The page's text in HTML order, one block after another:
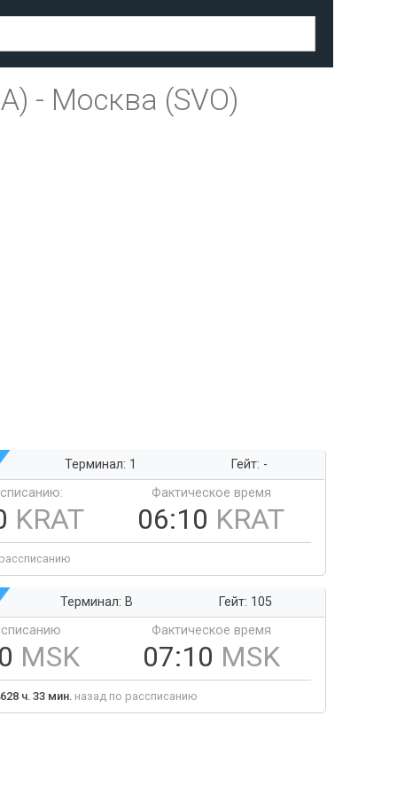
- Москва (SVO)
Терминал: 1
Гейт: -
KRAT
Фактическое время
06:10 KRAT
Терминал: B
Гейт: 105
MSK
Фактическое время
07:10 MSK
ч. 33 мин. назад по рассписанию